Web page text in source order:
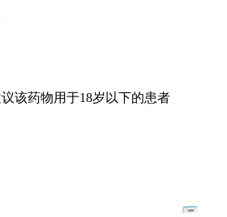
该药物用于18岁以下的患者